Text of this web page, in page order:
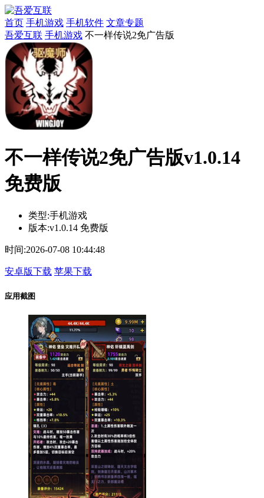
首页 手机游戏 手机软件 文章专题
吾爱互联 手机游戏 不一样传说2免广告版
不一样传说2免广告版v1.0.14
免费版
类型:手机游戏
版本:v1.0.14 免费版
时间:2026-07-08 10:44:48
安卓版下载 苹果下载
应用截图